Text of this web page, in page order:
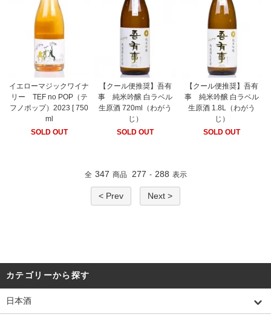
イエローマジックワイナ
リー TEF no POP（テ
フノポップ）2023 [ 750
ml
SOLD OUT
【クール便推奨】吾有
事 純米吟醸 白ラベル
生原酒 720ml（わがう
じ）
SOLD OUT
【クール便推奨】吾有
事 純米吟醸 白ラベル
生原酒 1.8L（わがう
じ）
SOLD OUT
全 347 商品 277 - 288 表示
< Prev Next >
カテゴリーから探す
日本酒